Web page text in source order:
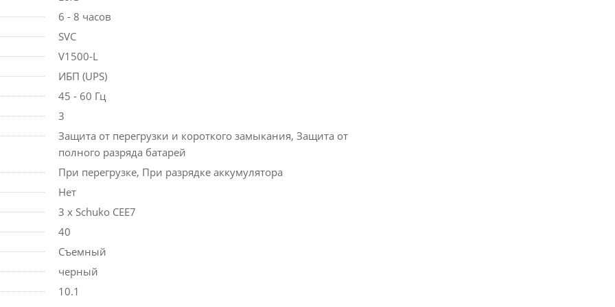
6 - 8 часов
SVC
V1500-L
ИБП (UPS)
45 - 60 Гц
3
Защита от перегрузки и короткого замыкания, Защита от
полного разряда батарей
При перегрузке, При разрядке аккумулятора
Нет
3 х Schuko CEE7
40
Съемный
черный
10.1